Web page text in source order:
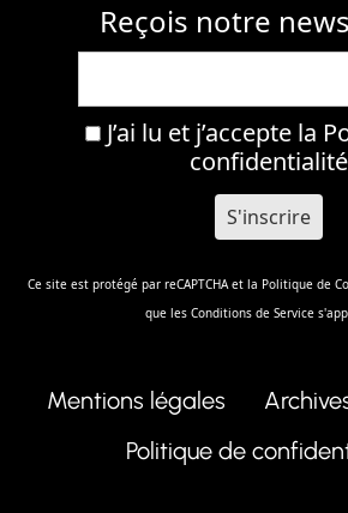
Reçois notre
J’ai lu et j’accepte la
confidentialité
Ce site est protégé par reCAPTCHA et la Politique de
que les Conditions de Service
Mentions légales
Politique de